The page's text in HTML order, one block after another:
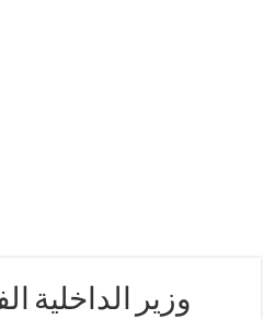
وزير الداخلية